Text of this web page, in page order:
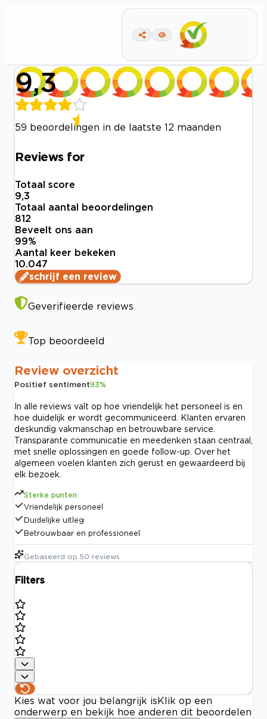
9,3
59 beoordelingen in de laatste 12 maanden
Reviews for
Totaal score
9,3
Totaal aantal beoordelingen
812
Beveelt ons aan
99%
Aantal keer bekeken
10.047
schrijf een review
Geverifieerde reviews
Top beoordeeld
Review overzicht
Positief sentiment93%
In alle reviews valt op hoe vriendelijk het personeel is en
hoe duidelijk er wordt gecommuniceerd. Klanten ervaren
deskundig vakmanschap en betrouwbare service.
Transparante communicatie en meedenken staan centraal,
met snelle oplossingen en goede follow-up. Over het
algemeen voelen klanten zich gerust en gewaardeerd bij
elk bezoek.
Sterke punten
Vriendelijk personeel
Duidelijke uitleg
Betrouwbaar en professioneel
Gebaseerd op 50 reviews
Filters
Kies wat voor jou belangrijk is Klik op een
onderwerp en bekijk hoe anderen dit beoordelen